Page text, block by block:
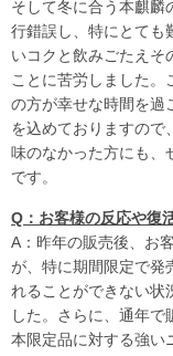
そして冬に合う本麒麟
行錯誤し、特にとても
いコクと飲みごたえそ
ことに苦労しました。
の方が幸せな時間を過
を込めておりますので
味のなかった方にも、
です。
Q：お客様の反応や復
A：昨年の販売後、お
が、特に期間限定で発
れることができない状
した。さらに、通年で
本限定品に対する強い